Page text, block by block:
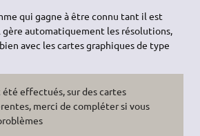
qui gagne à être connu tant il est
automatiquement les résolutions,
avec les cartes graphiques de type
été effectués, sur des cartes
merci de compléter si vous